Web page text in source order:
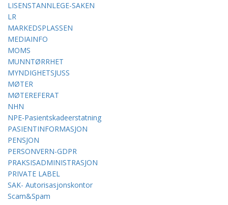
LISENSTANNLEGE-SAKEN
LR
MARKEDSPLASSEN
MEDIAINFO
MOMS
MUNNTØRRHET
MYNDIGHETSJUSS
MØTER
MØTEREFERAT
NHN
NPE-Pasientskadeerstatning
PASIENTINFORMASJON
PENSJON
PERSONVERN-GDPR
PRAKSISADMINISTRASJON
PRIVATE LABEL
SAK- Autorisasjonskontor
Scam&Spam